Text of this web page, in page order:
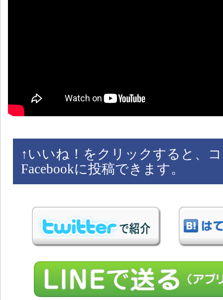
↑ いいね！をクリックすると、
Facebookに投稿できます。